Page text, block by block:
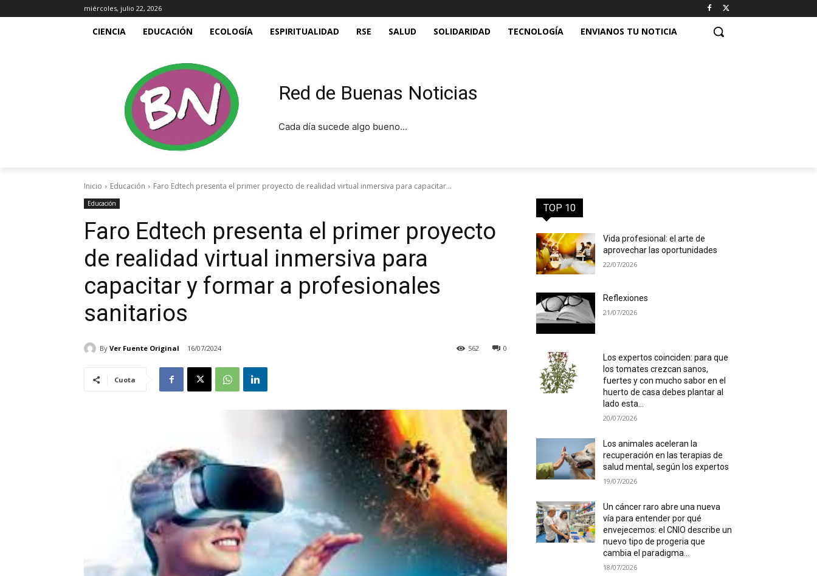
miércoles, julio 22, 2026
CIENCIA EDUCACIÓN ECOLOGÍA ESPIRITUALIDAD RSE SALUD SOLIDARIDAD TECNOLOGÍA ENVIANOS TU NOTICIA
Red de Buenas Noticias
Cada día sucede algo bueno...
Inicio Educación Faro Edtech presenta el primer proyecto de realidad virtual inmersiva para capacitar...
Educación
Faro Edtech presenta el primer proyecto
de realidad virtual inmersiva para
capacitar y formar a profesionales
sanitarios
By Ver Fuente Original 16/07/2024 0
562
Cuota
TOP 10
Vida profesional: el arte de
aprovechar las oportunidades
22/07/2026
Reflexiones
21/07/2026
Los expertos coinciden: para que
los tomates crezcan sanos,
fuertes y con mucho sabor en el
huerto de casa debes plantar al
lado esta...
20/07/2026
Los animales aceleran la
recuperación en las terapias de
salud mental, según los expertos
19/07/2026
Un cáncer raro abre una nueva
vía para entender por qué
envejecemos: el CNIO describe un
nuevo tipo de progeria que
cambia el paradigma...
18/07/2026